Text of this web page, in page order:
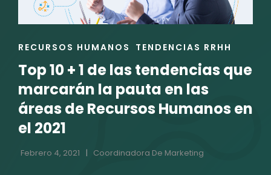
ENLACES
LAS
CATEGORÍAS
RECURSOS HUMANOS TENDENCIAS RRHH
Top 10 + 1 de las tendencias que
marcarán la pauta en las
áreas de Recursos Humanos en
el 2021
Febrero 4, 2021 Coordinadora De Marketing